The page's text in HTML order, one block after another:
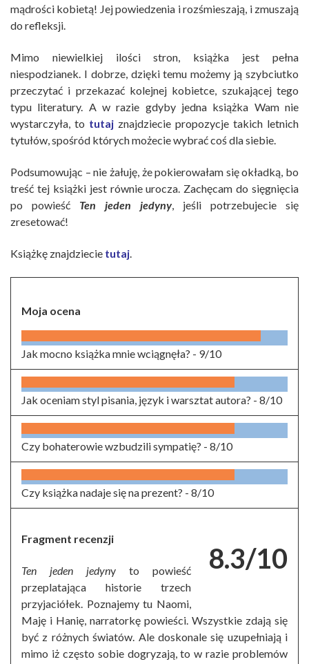
mądrości kobietą! Jej powiedzenia i rozśmieszają, i zmuszają
do refleksji.
Mimo niewielkiej ilości stron, książka jest pełna
niespodzianek. I dobrze, dzięki temu możemy ją szybciutko
przeczytać i przekazać kolejnej kobietce, szukającej tego
typu literatury. A w razie gdyby jedna książka Wam nie
wystarczyła, to tutaj znajdziecie propozycje takich letnich
tytułów, spośród których możecie wybrać coś dla siebie.
Podsumowując – nie żałuję, że pokierowałam się okładką, bo
treść tej książki jest równie urocza. Zachęcam do sięgnięcia
po powieść Ten jeden jedyny, jeśli potrzebujecie się
zresetować!
Książkę znajdziecie tutaj.
Moja ocena
Jak mocno książka mnie wciągnęła? - 9/10
Jak oceniam styl pisania, język i warsztat autora? - 8/10
Czy bohaterowie wzbudzili sympatię? - 8/10
Czy książka nadaje się na prezent? - 8/10
8.3/10
Fragment recenzji
Ten jeden jedyny to powieść
przeplatająca historie trzech
przyjaciółek. Poznajemy tu Naomi,
Maję i Hanię, narratorkę powieści. Wszystkie zdają się
być z różnych światów. Ale doskonale się uzupełniają i
mimo iż często sobie dogryzają, to w razie problemów